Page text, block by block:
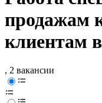
продажам
клиентам
, 2 вакансии